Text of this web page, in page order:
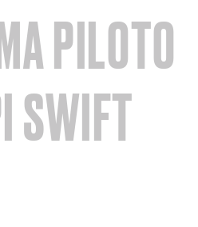
PILOTO
SWIFT